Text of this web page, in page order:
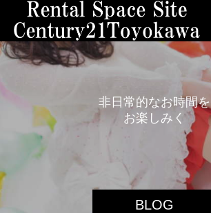
BLOG
非 日 常的なお時間を
お
しみ くだ さい 。